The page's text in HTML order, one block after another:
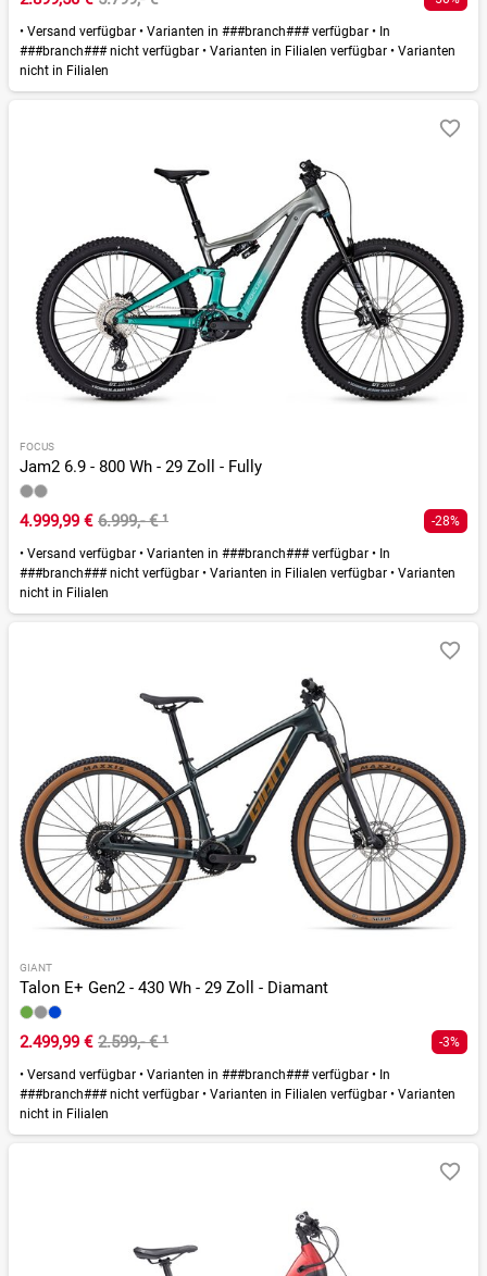
• Versand verfügbar • Varianten in ###branch### verfügbar • In
###branch### nicht verfügbar • Varianten in Filialen verfügbar • Varianten
nicht in Filialen
FOCUS
Jam2 6.9 - 800 Wh - 29 Zoll - Fully
4.999,99 € 6.999,- €¹ -28%
• Versand verfügbar • Varianten in ###branch### verfügbar • In
###branch### nicht verfügbar • Varianten in Filialen verfügbar • Varianten
nicht in Filialen
GIANT
Talon E+ Gen2 - 430 Wh - 29 Zoll - Diamant
2.499,99 € 2.599,- €¹ -3%
• Versand verfügbar • Varianten in ###branch### verfügbar • In
###branch### nicht verfügbar • Varianten in Filialen verfügbar • Varianten
nicht in Filialen